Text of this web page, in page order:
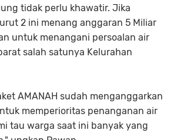
tidak perlu khawatir. Jika
2 ini menang anggaran 5 Miliar
untuk menangani persoalan air
salah satunya Kelurahan
AMANAH sudah menganggarkan
memperioritas penanganan air
tau warga saat ini banyak yang